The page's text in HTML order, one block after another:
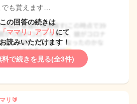
も貰えます…
この回答の続きは
「ママリ」アプリ にて
お読みいただけます！
料で続きを見る(全3件)
リ🔰